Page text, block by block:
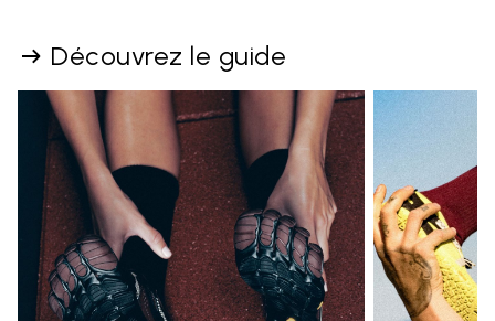
Découvrez le guide